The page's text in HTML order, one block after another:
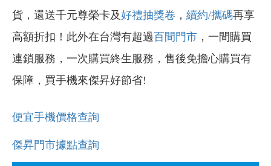
貨，還送千元尊榮卡及好禮抽獎卷 ， 續約/攜碼再享
高額折扣！此外在台灣有超過百間門市 ，一間購買
連鎖服務，一次購買終生服務，售後免擔心購買有
保障，買手機來傑昇好節省!
便宜手機價格查詢
傑昇門市據點查詢